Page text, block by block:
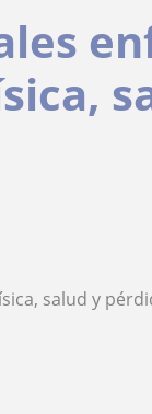
salud y